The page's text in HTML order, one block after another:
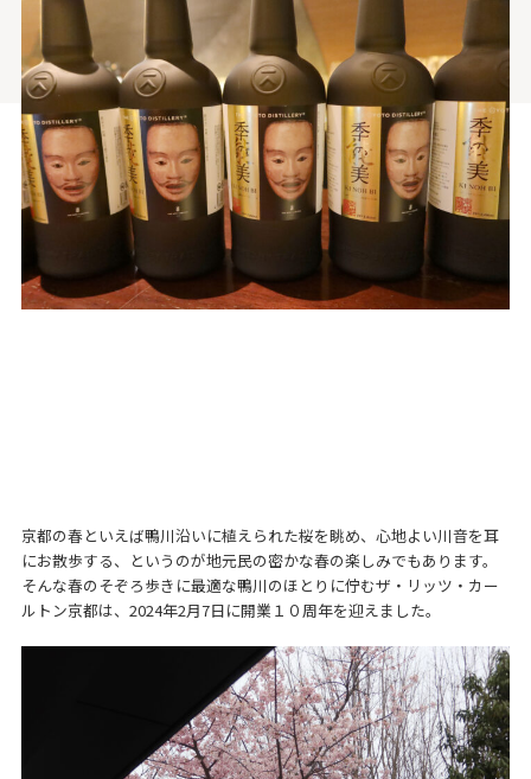
京都の春といえば鴨川沿いに植えられた桜を眺め、心地よい川音を耳
にお散歩する、というのが地元民の密かな春の楽しみでもあります。
そんな春のそぞろ歩きに最適な鴨川のほとりに佇むザ・リッツ・カー
ルトン京都は、2024年2月7日に開業１０周年を迎えました。